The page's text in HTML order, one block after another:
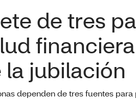
de tres
financiera
jubilación
dependen de tres fuentes para